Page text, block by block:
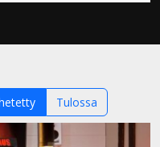
Tulossa